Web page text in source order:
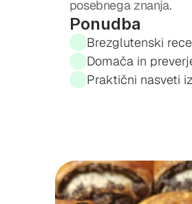
posebnega znanja.
Ponudba
Brezglutenski
Domača in
Praktični nasveti